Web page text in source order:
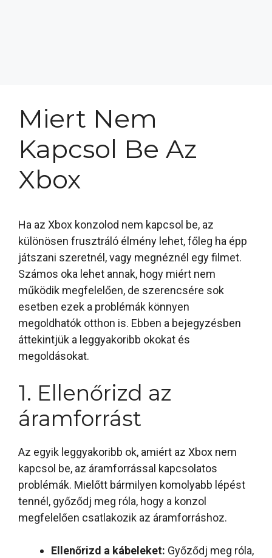
Miert Nem
Kapcsol Be Az
Xbox
Ha az Xbox konzolod nem kapcsol be, az
különösen frusztráló élmény lehet, főleg ha épp
játszani szeretnél, vagy megnéznél egy filmet.
Számos oka lehet annak, hogy miért nem
működik megfelelően, de szerencsére sok
esetben ezek a problémák könnyen
megoldhatók otthon is. Ebben a bejegyzésben
áttekintjük a leggyakoribb okokat és
megoldásokat.
1. Ellenőrizd az
áramforrást
Az egyik leggyakoribb ok, amiért az Xbox nem
kapcsol be, az áramforrással kapcsolatos
problémák. Mielőtt bármilyen komolyabb lépést
tennél, győződj meg róla, hogy a konzol
megfelelően csatlakozik az áramforráshoz.
Ellenőrizd a kábeleket: Győződj meg róla,